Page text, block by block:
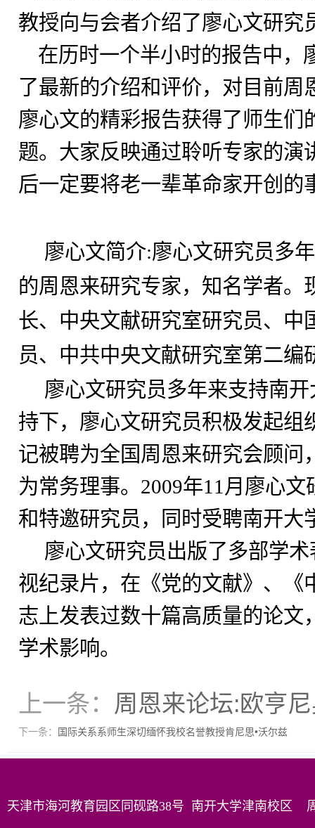
教授向与会者介绍了廖心文研究
在历时一个半小时的报告中，
了最新的介绍和评价，对目前
廖心文的精彩报告获得了师生
题。大家反映通过聆听专家的
后一定要将老一辈革命家开创的
廖心文简介:廖心文研究员多
的周恩来研究专家，知名学者
长、中央文献研究室研究员、
员、中共中央文献研究室第二编
廖心文研究员多年来支持南
持下，廖心文研究员积极发起
记被聘为全国周恩来研究会顾
为常务理事。 2009年11 月廖心文
和特邀研究员，同时受聘南开
廖心文研究员出版了多部学
视纪录片，在《党的文献》、
志上发表过数十篇高质量的论
学术影响。
上一条： 周恩来论坛:欧亨
下一条： 国际关系系师生深切缅怀我校名誉教授肯尼思•沃尔兹
天津市海河教育园区同砚路38号 南开大学津南校区